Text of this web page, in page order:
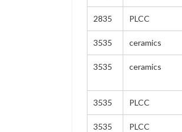
580-599
500-540
540-580
420-450
480-500
450-480
450-480
2835 PLCC
3535 ceramics
3535 ceramics
3535 PLCC
3535 PLCC